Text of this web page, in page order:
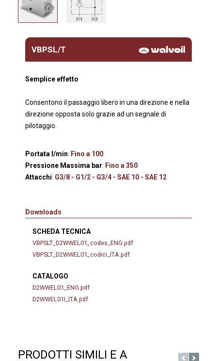
VBPSL/T
Semplice effetto
Consentono il passaggio libero in una direzione e nella
direzione opposta solo grazie ad un segnale di
pilotaggio.
Portata l/min: Fino a 100
Pressione Massima bar: Fino a 350
Attacchi: G3/8 - G1/2 - G3/4 - SAE 10 - SAE 12
Downloads
SCHEDA TECNICA
VBPSLT_D2WWEL01_codes_ENG.pdf
VBPSLT_D2WWEL01_codici_ITA.pdf
CATALOGO
D2WWEL01_ENG.pdf
D2WWEL01I_ITA.pdf
PRODOTTI SIMILI E A